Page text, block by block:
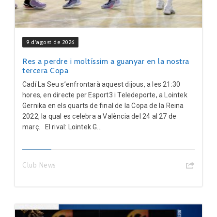
9 d'agost de 2026
Res a perdre i moltíssim a guanyar en la nostra
tercera Copa
Cadí La Seu s’enfrontarà aquest dijous, a les 21:30
hores, en directe per Esport3 i Teledeporte, a Lointek
Gernika en els quarts de final de la Copa de la Reina
2022, la qual es celebra a València del 24 al 27 de
març. El rival: Lointek G...
Club News